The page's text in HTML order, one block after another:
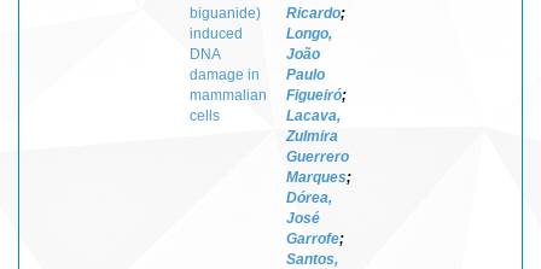
biguanide)
induced
DNA
damage in
mammalian
cells
Ricardo;
Longo,
João
Paulo
Figueiró;
Lacava,
Zulmira
Guerrero
Marques;
Dórea,
José
Garrofe;
Santos,